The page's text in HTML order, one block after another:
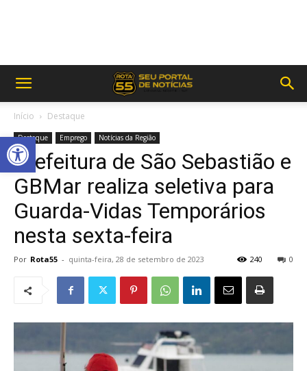
Abrir a barra de ferramentas
Início Destaque
Destaque Emprego Notícias da Região
Prefeitura de São Sebastião e
GBMar realiza seletiva para
Guarda-Vidas Temporários
nesta sexta-feira
Por Rota55 - quinta-feira, 28 de setembro de 2023 0
240